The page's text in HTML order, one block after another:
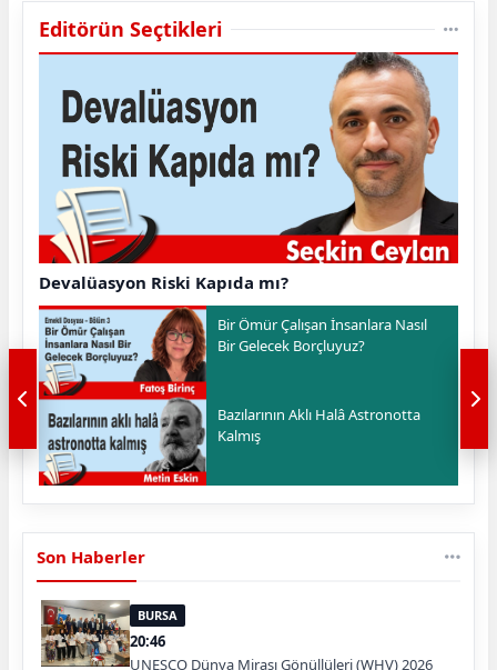
Editörün Seçtikleri
Devalüasyon Riski Kapıda mı?
Bir Ömür Çalışan İnsanlara Nasıl
Bir Gelecek Borçluyuz?
Bazılarının Aklı Halâ Astronotta
Kalmış
Son Haberler
BURSA
20:46
UNESCO Dünya Mirası Gönüllüleri (WHV) 2026